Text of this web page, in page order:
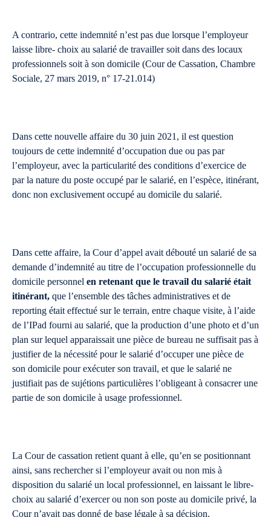
A contrario, cette indemnité n’est pas due lorsque l’employeur
laisse libre- choix au salarié de travailler soit dans des locaux
professionnels soit à son domicile (Cour de Cassation, Chambre
Sociale, 27 mars 2019, n° 17-21.014)
Dans cette nouvelle affaire du 30 juin 2021, il est question
toujours de cette indemnité d’occupation due ou pas par
l’employeur, avec la particularité des conditions d’exercice de
par la nature du poste occupé par le salarié, en l’espèce, itinérant,
donc non exclusivement occupé au domicile du salarié.
Dans cette affaire, la Cour d’appel avait débouté un salarié de sa
demande d’indemnité au titre de l’occupation professionnelle du
domicile personnel en retenant que le travail du salarié était
itinérant, que l’ensemble des tâches administratives et de
reporting était effectué sur le terrain, entre chaque visite, à l’aide
de l’IPad fourni au salarié, que la production d’une photo et d’un
plan sur lequel apparaissait une pièce de bureau ne suffisait pas à
justifier de la nécessité pour le salarié d’occuper une pièce de
son domicile pour exécuter son travail, et que le salarié ne
justifiait pas de sujétions particulières l’obligeant à consacrer une
partie de son domicile à usage professionnel.
La Cour de cassation retient quant à elle, qu’en se positionnant
ainsi, sans rechercher si l’employeur avait ou non mis à
disposition du salarié un local professionnel, en laissant le libre-
choix au salarié d’exercer ou non son poste au domicile privé, la
Cour n’avait pas donné de base légale à sa décision.